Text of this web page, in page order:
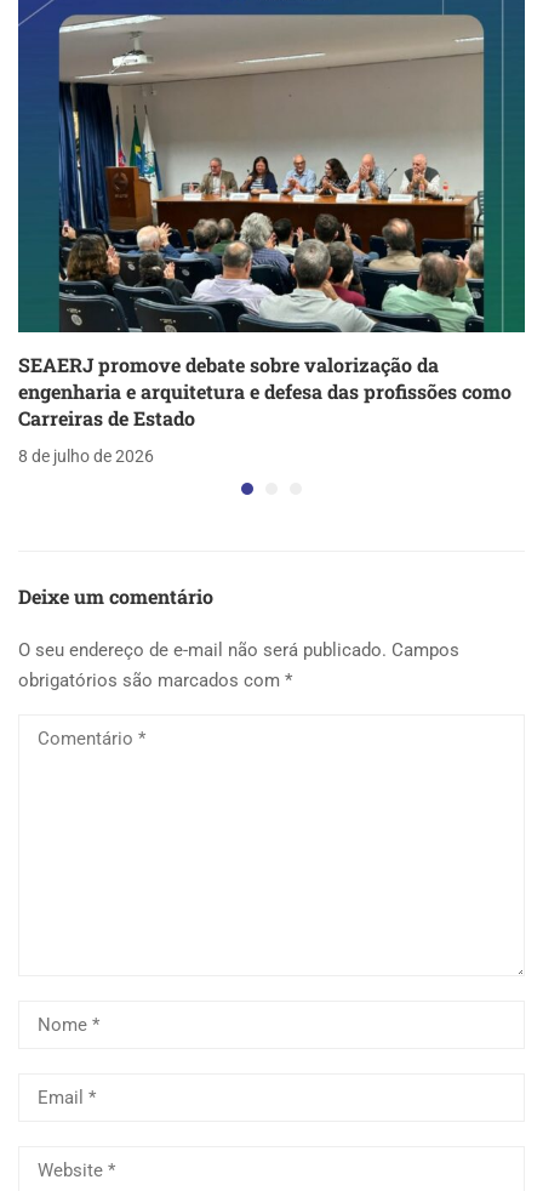
SEAERJ promove debate sobre valorização da
engenharia e arquitetura e defesa das profissões como
Carreiras de Estado
8 de julho de 2026
Deixe um comentário
O seu endereço de e-mail não será publicado. Campos
obrigatórios são marcados com *